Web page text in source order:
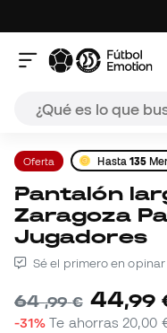
Oferta Hasta 135
Pantalón largo adidas Real
Zaragoza
Jugadores
Sé el primero en opinar
64,99 € 44,99
-31% Te ahorras 20,00